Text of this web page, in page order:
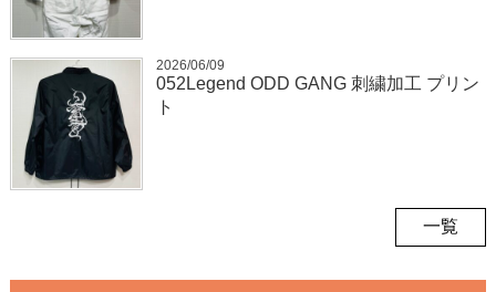
2026/06/09
052Legend ODD GANG 刺繍加工 プリン
ト
一覧